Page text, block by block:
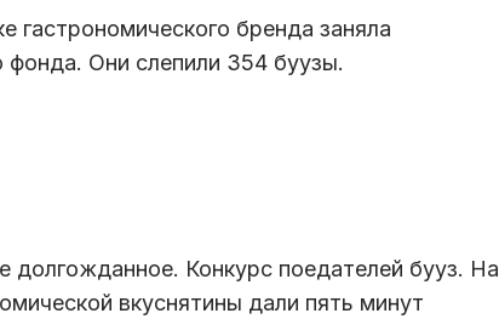
гастрономического бренда заняла
фонда. Они слепили 354 буузы.
долгожданное. Конкурс поедателей бууз. На
вкуснятины дали пять минут